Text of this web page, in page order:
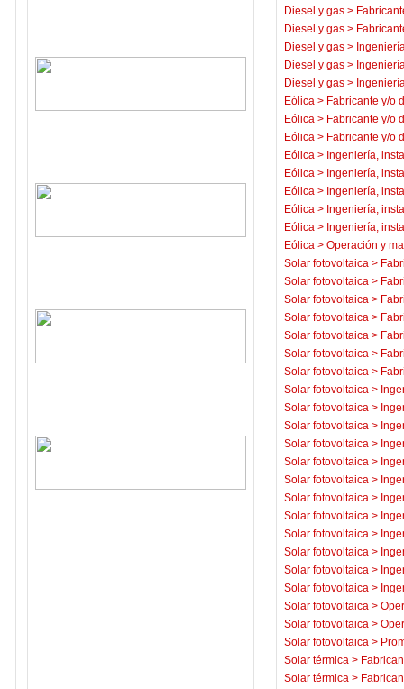
Diesel y gas >
Diesel y gas >
Diesel y gas >
Diesel y gas >
Diesel y gas >
Eólica > Fabricante y/o
Eólica > Fabricante y/o
Eólica > Fabricante y/o
Eólica > Ingeniería,
Eólica > Ingeniería,
Eólica > Ingeniería,
Eólica > Ingeniería,
Eólica > Ingeniería,
Eólica > Operación y
Solar fotovoltaica >
Solar fotovoltaica >
Solar fotovoltaica >
Solar fotovoltaica >
Solar fotovoltaica >
Solar fotovoltaica >
Solar fotovoltaica >
Solar fotovoltaica >
Solar fotovoltaica >
Solar fotovoltaica >
Solar fotovoltaica >
Solar fotovoltaica >
Solar fotovoltaica >
Solar fotovoltaica >
Solar fotovoltaica >
Solar fotovoltaica >
Solar fotovoltaica >
Solar fotovoltaica >
Solar fotovoltaica >
Solar fotovoltaica >
Solar fotovoltaica >
Solar fotovoltaica >
Solar térmica >
Solar térmica >